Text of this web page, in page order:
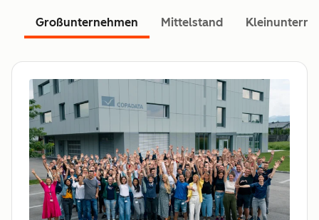
Großunternehmen Mittelstand